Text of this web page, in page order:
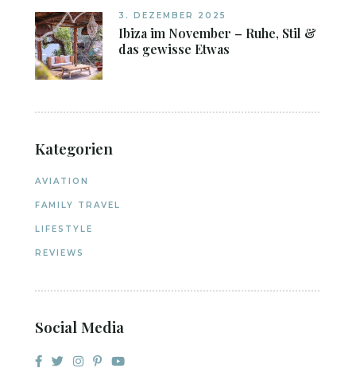
3. DEZEMBER 2025
Ibiza im November – Ruhe, Stil &
das gewisse Etwas
Kategorien
AVIATION
FAMILY TRAVEL
LIFESTYLE
REVIEWS
Social Media